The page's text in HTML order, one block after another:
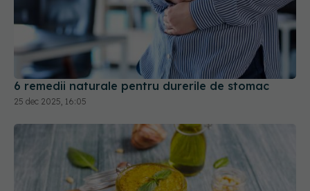
6 remedii naturale pentru durerile de stomac
25 dec 2025, 16:05